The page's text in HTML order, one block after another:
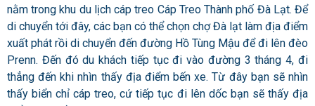
nằm trong khu du lịch cáp treo Cáp Treo Thành phố Đà Lạt. Để
di chuyển tới đây, các bạn có thể chọn chợ Đà lạt làm địa điểm
xuất phát rồi di chuyển đến đường Hồ Tùng Mậu để đi lên đèo
Prenn. Đến đó du khách tiếp tục đi vào đường 3 tháng 4, đi
thẳng đến khi nhìn thấy địa điểm bến xe. Từ đây bạn sẽ nhìn
thấy biển chỉ cáp treo, cứ tiếp tục đi lên dốc bạn sẽ thấy địa